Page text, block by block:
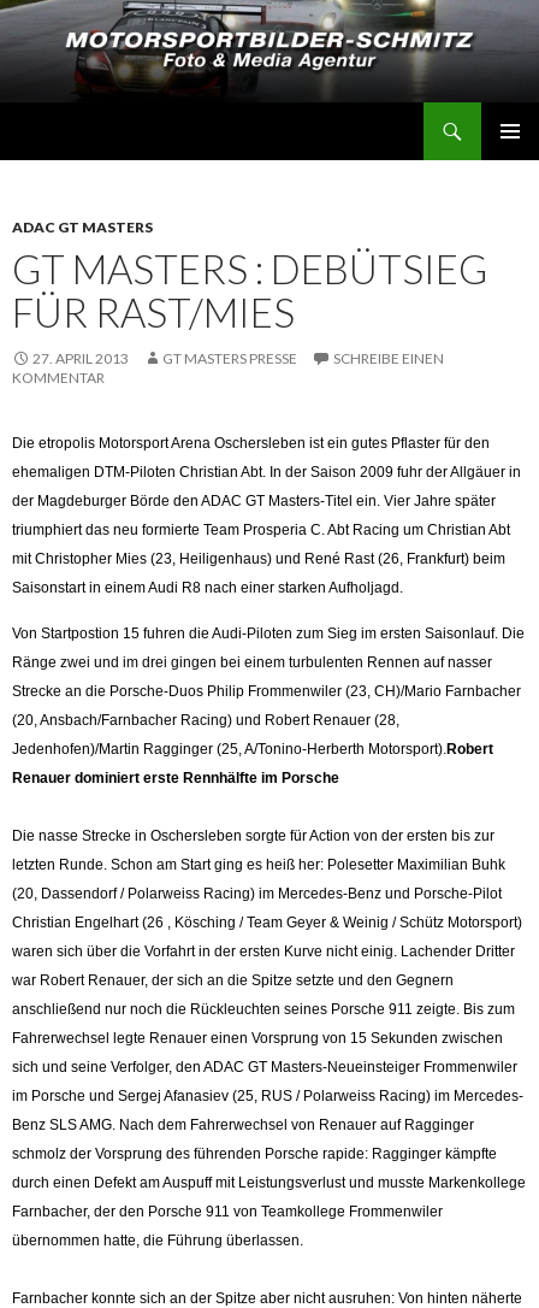
ADAC GT MASTERS
GT MASTERS : DEBÜTSIEG
FÜR RAST/MIES
27. APRIL 2013 GT MASTERS PRESSE
SCHREIBE EINEN
KOMMENTAR
Die etropolis Motorsport Arena Oschersleben ist ein gutes Pflaster für den
ehemaligen DTM-Piloten Christian Abt. In der Saison 2009 fuhr der Allgäuer in
der Magdeburger Börde den ADAC GT Masters-Titel ein. Vier Jahre später
triumphiert das neu formierte Team Prosperia C. Abt Racing um Christian Abt
mit Christopher Mies (23, Heiligenhaus) und René Rast (26, Frankfurt) beim
Saisonstart in einem Audi R8 nach einer starken Aufholjagd.
Von Startpostion 15 fuhren die Audi-Piloten zum Sieg im ersten Saisonlauf. Die
Ränge zwei und im drei gingen bei einem turbulenten Rennen auf nasser
Strecke an die Porsche-Duos Philip Frommenwiler (23, CH)/Mario Farnbacher
(20, Ansbach/Farnbacher Racing) und Robert Renauer (28,
Jedenhofen)/Martin Ragginger (25, A/Tonino-Herberth Motorsport). Robert
Renauer dominiert erste Rennhälfte im Porsche
Die nasse Strecke in Oschersleben sorgte für Action von der ersten bis zur
letzten Runde. Schon am Start ging es heiß her: Polesetter Maximilian Buhk
(20, Dassendorf / Polarweiss Racing) im Mercedes-Benz und Porsche-Pilot
Christian Engelhart (26 , Kösching / Team Geyer & Weinig / Schütz Motorsport)
waren sich über die Vorfahrt in der ersten Kurve nicht einig. Lachender Dritter
war Robert Renauer, der sich an die Spitze setzte und den Gegnern
anschließend nur noch die Rückleuchten seines Porsche 911 zeigte. Bis zum
Fahrerwechsel legte Renauer einen Vorsprung von 15 Sekunden zwischen
sich und seine Verfolger, den ADAC GT Masters-Neueinsteiger Frommenwiler
im Porsche und Sergej Afanasiev (25, RUS / Polarweiss Racing) im Mercedes-
Benz SLS AMG. Nach dem Fahrerwechsel von Renauer auf Ragginger
schmolz der Vorsprung des führenden Porsche rapide: Ragginger kämpfte
durch einen Defekt am Auspuff mit Leistungsverlust und musste Markenkollege
Farnbacher, der den Porsche 911 von Teamkollege Frommenwiler
übernommen hatte, die Führung überlassen.
Farnbacher konnte sich an der Spitze aber nicht ausruhen: Von hinten näherte